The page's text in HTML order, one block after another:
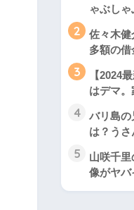
ゃぶしゃ
2
佐々木健
多額の借
3
【2024
はデマ。
4
バリ島の
は？う
5
山咲千
像がヤバ